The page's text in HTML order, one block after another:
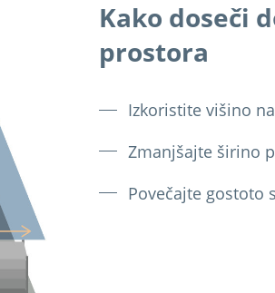
Kako doseči
prostora
Izkoristite višino
Zmanjšajte širino
Povečajte gostoto